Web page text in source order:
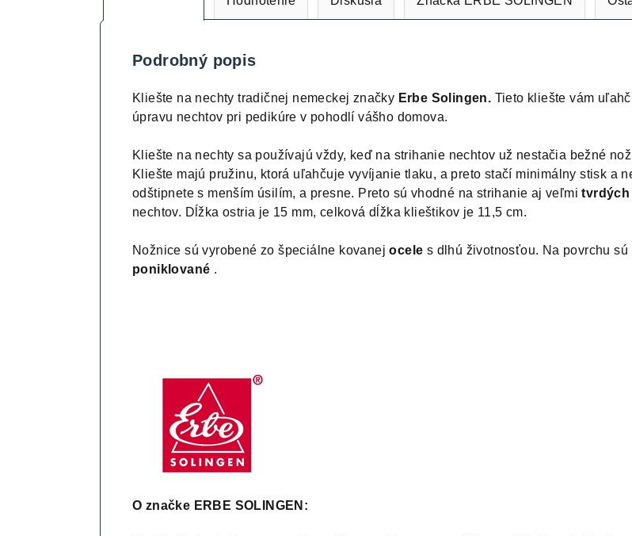
Podrobný popis
Kliešte na nechty tradičnej nemeckej značky Erbe Solingen. Tieto kliešte vám
úpravu nechtov pri pedikúre v pohodlí vášho domova.
Kliešte na nechty sa používajú vždy, keď na strihanie nechtov už nestačia bežné
Kliešte majú pružinu, ktorá uľahčuje vyvíjanie tlaku, a preto stačí minimálny stisk a
odštipnete s menším úsilím, a presne. Preto sú vhodné na strihanie aj veľmitvrdých
nechtov. Dĺžka ostria je 15 mm, celková dĺžka klieštikov je 11,5 cm.
Nožnice sú vyrobené zo špeciálne kovanejocele s dlhú životnosťou. Na povrchu sú
poniklované .
O značke ERBE SOLINGEN: